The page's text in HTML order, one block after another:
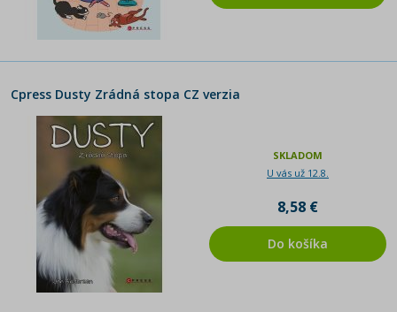
Cpress Dusty Zrádná stopa CZ verzia
SKLADOM
U vás už 12.8.
8,58 €
Do košíka